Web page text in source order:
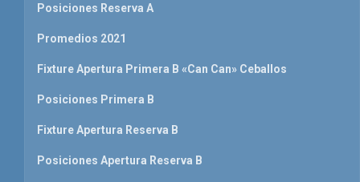
Posiciones Reserva A
Promedios 2021
Fixture Apertura Primera B «Can Can» Ceballos
Posiciones Primera B
Fixture Apertura Reserva B
Posiciones Apertura Reserva B